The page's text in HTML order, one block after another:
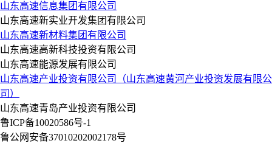
山东高速信息集团有限公司
山东高速新实业开发集团有限公司
山东高速新材料集团有限公司
山东高速高新科技投资有限公司
山东高速能源发展有限公司
山东高速产业投资有限公司（山东高速黄河产业投资发展有限公
司）
山东高速青岛产业投资有限公司
鲁ICP备10020586号-1
鲁公网安备37010202002178号